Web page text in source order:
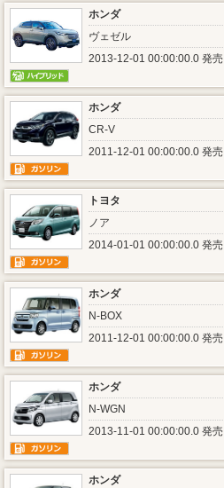
ホンダ
ヴェゼル
2013-12-01 00:00:00.0 発売
ホンダ
CR-V
2011-12-01 00:00:00.0 発売
トヨタ
ノア
2014-01-01 00:00:00.0 発売
ホンダ
N-BOX
2011-12-01 00:00:00.0 発売
ホンダ
N-WGN
2013-11-01 00:00:00.0 発売
ホンダ